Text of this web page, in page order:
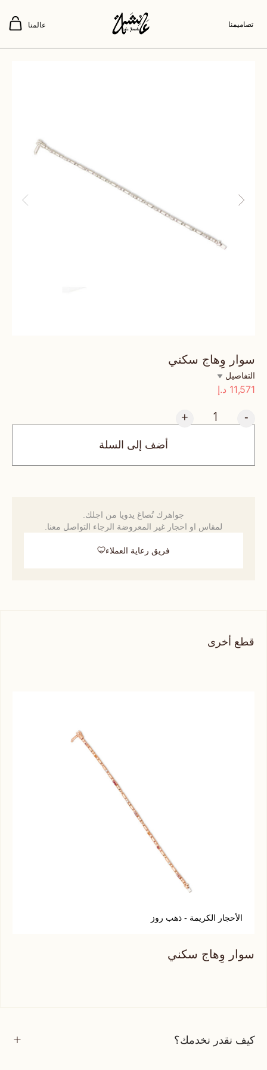
تصاميمنا عالمنا
سوار وِهاج سكني
التفاصيل
11,571 د.إ
-
+
أضف إلى السلة
جواهرك تُصاغ يدويا من اجلك.
لمقاس او احجار غير المعروضة الرجاء التواصل معنا.
فريق رعاية العملاء
قطع أخرى
الأحجار الكريمة - ذهب روز
سوار وِهاج سكني
كيف نقدر نخدمك؟